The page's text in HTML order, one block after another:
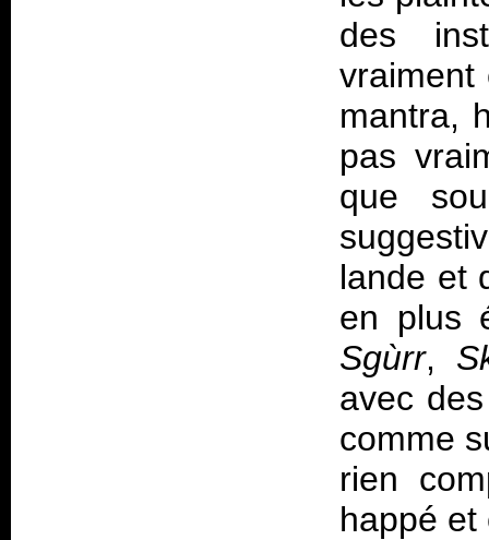
des
vraiment
mantra,
pas
que
lande et
en plus
Sgùrr,
avec
comme
rien
happé et